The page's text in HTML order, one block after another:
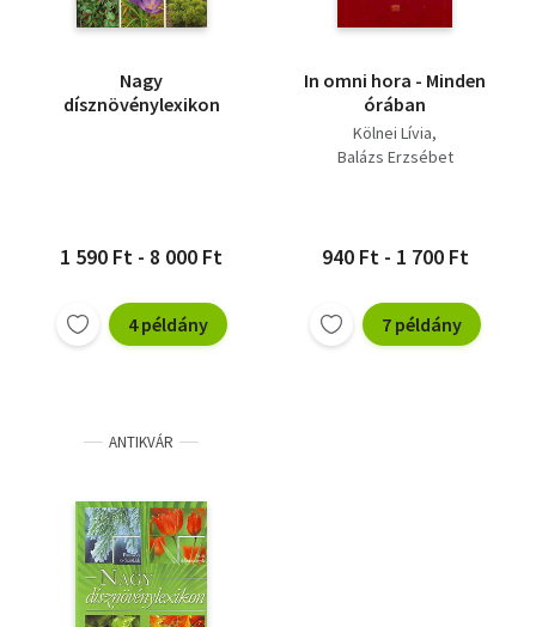
Nagy
dísznövénylexikon
1 590 Ft - 8 000 Ft
4 példány
In omni hora - Minden
órában
Kölnei Lívia
Balázs Erzsébet
940 Ft - 1 700 Ft
7 példány
ANTIKVÁR